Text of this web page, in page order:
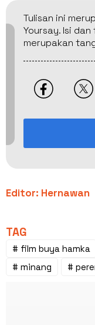
Tulisan ini
Yoursay. Isi
merupakan
Editor: Hernawan
TAG
# film buya hamka
# minang
#